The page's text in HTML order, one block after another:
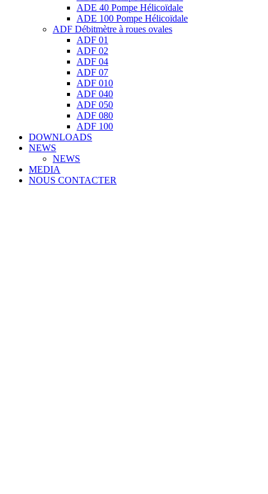
ADE 40 Pompe Ηélicoïdale
ADE 100 Pompe Ηélicoïdale
ADF Débitmètre à roues ovales
ADF 01
ADF 02
ADF 04
ADF 07
ADF 010
ADF 040
ADF 050
ADF 080
ADF 100
DOWNLOADS
NEWS
NEWS
MEDIA
NOUS CONTACTER